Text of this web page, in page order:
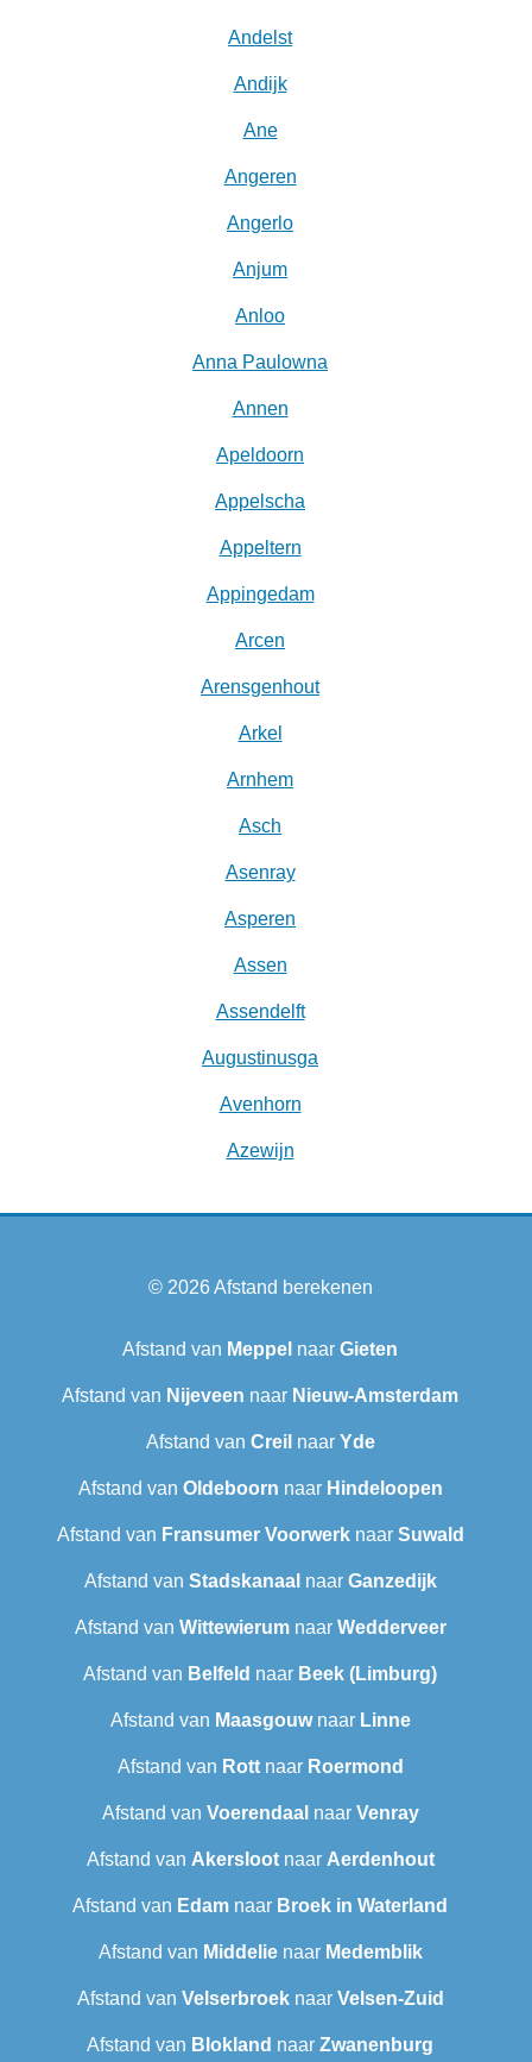
Andelst
Andijk
Ane
Angeren
Angerlo
Anjum
Anloo
Anna Paulowna
Annen
Apeldoorn
Appelscha
Appeltern
Appingedam
Arcen
Arensgenhout
Arkel
Arnhem
Asch
Asenray
Asperen
Assen
Assendelft
Augustinusga
Avenhorn
Azewijn
© 2026Afstand berekenen
Afstand van Meppel naar Gieten
Afstand van Nijeveen naar Nieuw-Amsterdam
Afstand van Creil naar Yde
Afstand van Oldeboorn naar Hindeloopen
Afstand van Fransumer Voorwerknaar Suwald
Afstand van Stadskanaal naar Ganzedijk
Afstand van Wittewierumnaar Wedderveer
Afstand van Belfeld naar Beek (Limburg)
Afstand van Maasgouwnaar Linne
Afstand van Rottnaar Roermond
Afstand van Voerendaal naar Venray
Afstand van Akerslootnaar Aerdenhout
Afstand van Edam naar Broek in Waterland
Afstand van Middelienaar Medemblik
Afstand van Velserbroeknaar Velsen-Zuid
Afstand van Blokland naar Zwanenburg